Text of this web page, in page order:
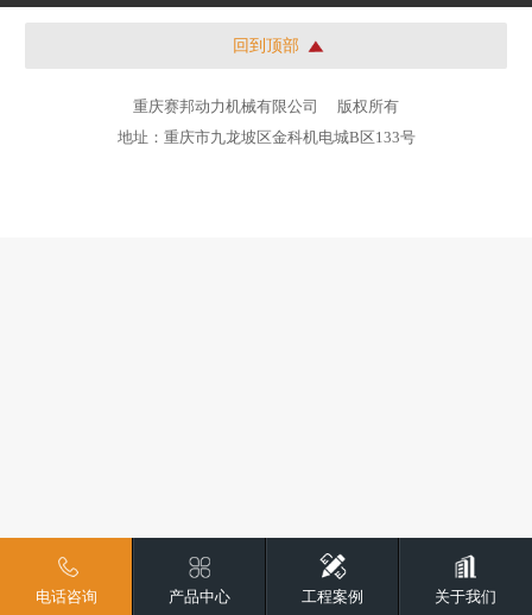
回到顶部
重庆赛邦动力机械有限公司
版权所有
地址：重庆市九龙坡区金科机电城B区133号
电话咨询 产品中心 工程案例 关于我们